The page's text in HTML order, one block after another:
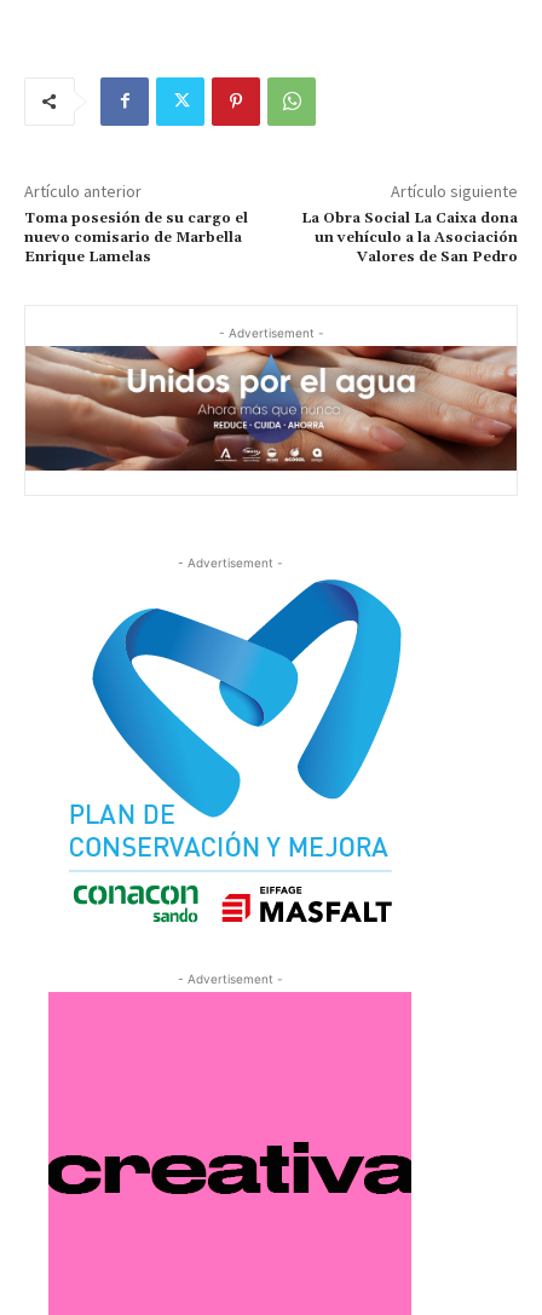
Artículo anterior
Toma posesión de su cargo el
nuevo comisario de Marbella
Enrique Lamelas
Artículo siguiente
La Obra Social La Caixa dona
un vehículo a la Asociación
Valores de San Pedro
- Advertisement -
- Advertisement -
- Advertisement -